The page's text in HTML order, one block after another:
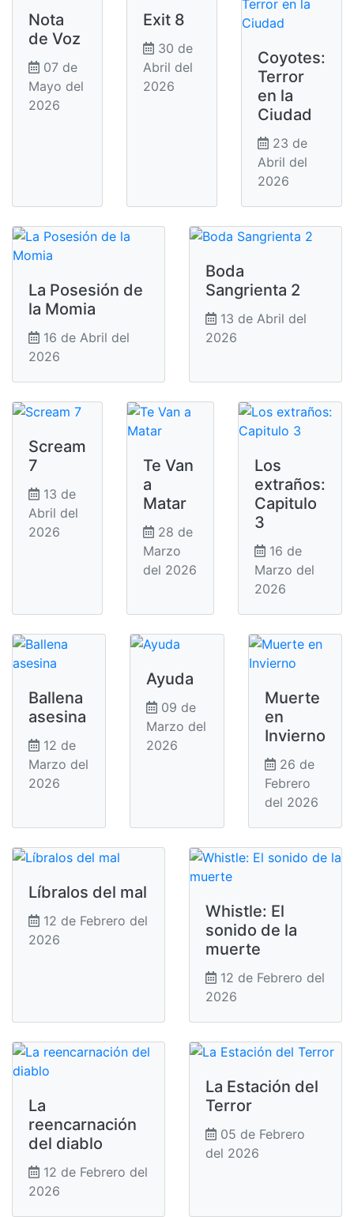
Nota
de Voz
07 de
Mayo del
2026
Exit 8
30 de
Abril del
2026
Coyotes:
Terror
en la
Ciudad
23 de
Abril del
2026
La Posesión de
la Momia
16 de Abril del
2026
Boda
Sangrienta 2
13 de Abril del
2026
Scream
7
13 de
Abril del
2026
Te Van
a
Matar
28 de
Marzo
del 2026
Los
extraños:
Capitulo
3
16 de
Marzo del
2026
Ballena
asesina
12 de
Marzo del
2026
Ayuda
09 de
Marzo del
2026
Muerte
en
Invierno
26 de
Febrero
del 2026
Líbralos del mal
12 de Febrero del
2026
Whistle: El
sonido de la
muerte
12 de Febrero del
2026
La
reencarnación
del diablo
12 de Febrero del
2026
La Estación del
Terror
05 de Febrero
del 2026